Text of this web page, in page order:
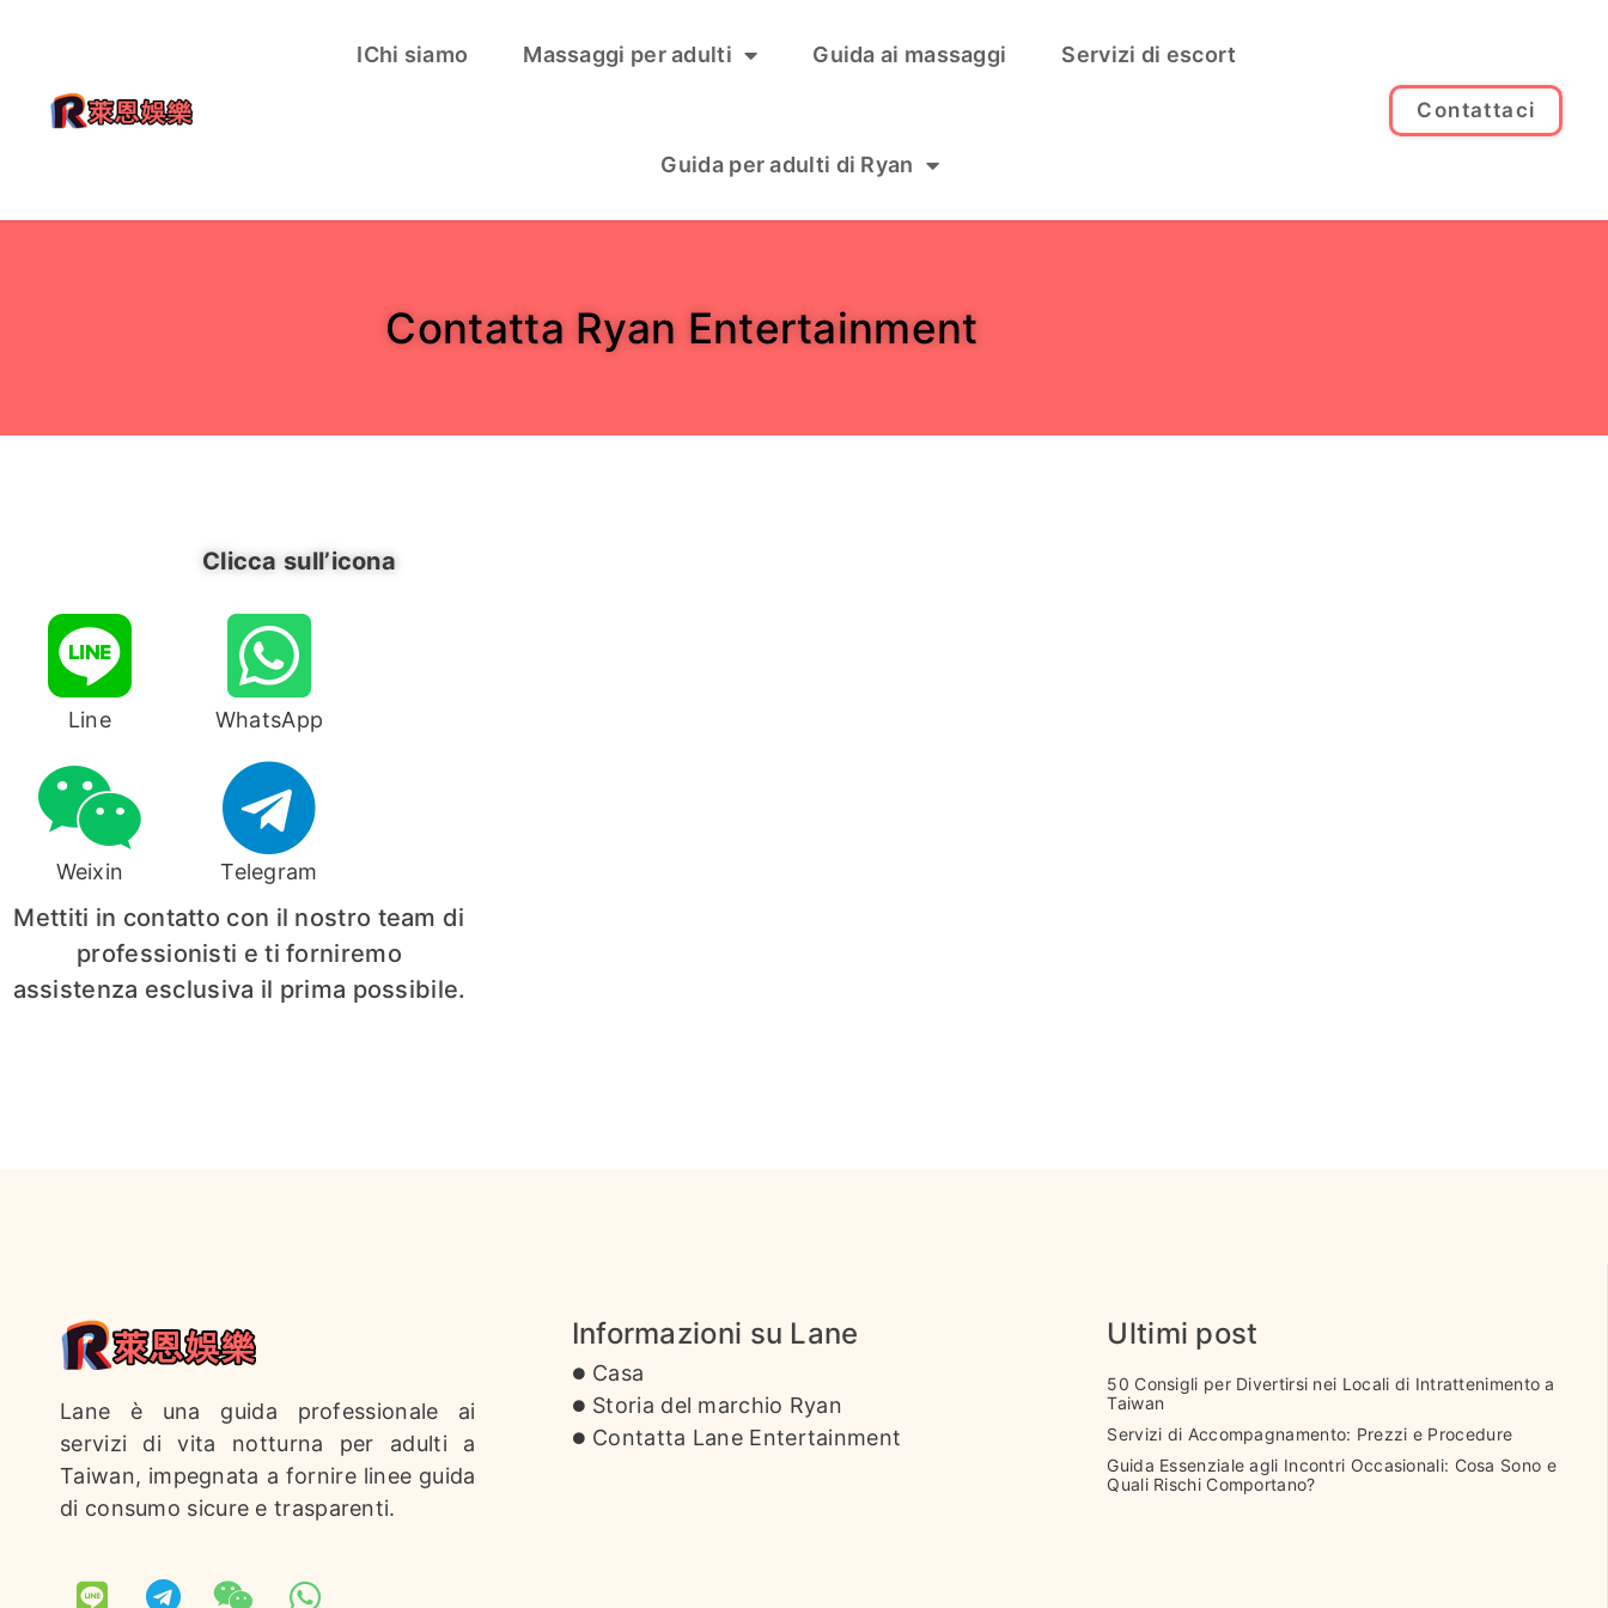
IChi siamo Massaggi per adulti Guida ai massaggi Servizi di escort
Guida per adulti di Ryan
Contattaci
Contatta Ryan Entertainment
Clicca sull’icona
Line
Weixin
WhatsApp
Telegram
Mettiti in contatto con il nostro team di
professionisti e ti forniremo
assistenza esclusiva il prima possibile.
Lane è una guida professionale ai
servizi di vita notturna per adulti a
Taiwan, impegnata a fornire linee guida
di consumo sicure e trasparenti.
Informazioni su Lane
Casa
Storia del marchio Ryan
Contatta Lane Entertainment
Ultimi post
50 Consigli per Divertirsi nei Locali di Intrattenimento a
Taiwan
Servizi di Accompagnamento: Prezzi e Procedure
Guida Essenziale agli Incontri Occasionali: Cosa Sono e
Quali Rischi Comportano?